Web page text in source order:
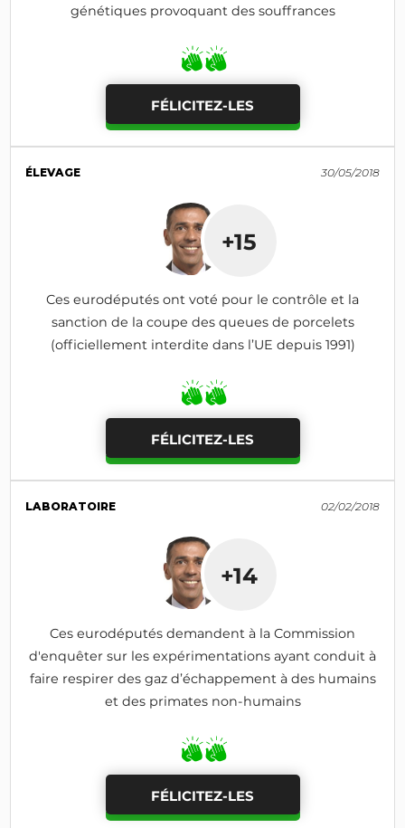
génétiques provoquant des souffrances
FÉLICITEZ-LES
ÉLEVAGE 30/05/2018
+15
Ces eurodéputés ont voté pour le contrôle et la
sanction de la coupe des queues de porcelets
(officiellement interdite dans l’UE depuis 1991)
FÉLICITEZ-LES
LABORATOIRE 02/02/2018
+14
Ces eurodéputés demandent à la Commission
d'enquêter sur les expérimentations ayant conduit à
faire respirer des gaz d’échappement à des humains
et des primates non-humains
FÉLICITEZ-LES